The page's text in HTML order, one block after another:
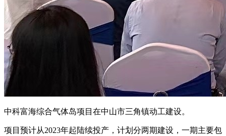
中科富海综合气体岛项目在中山市三角镇动工建设。
项目预计从2023年起陆续投产，计划分两期建设，一期主要包